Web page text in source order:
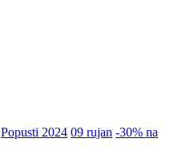
Popusti 2024 09 rujan -30% na